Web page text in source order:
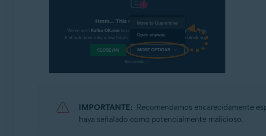
IMPORTANTE: Recomendamos encarecidamente
haya señalado como potencialmente malicioso.